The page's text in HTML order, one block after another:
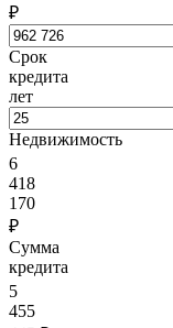
₽
Срок
кредита
лет
Недвижимость
6
418
170
₽
Сумма
кредита
5
455